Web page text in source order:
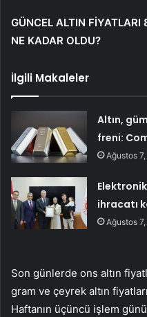
GÜNCEL ALTIN
NE KADAR OLDU?
İlgili Makaleler
Altın,
freni:
Ağustos
ihracatı
Ağustos
Son günlerde ons altın
gram ve çeyrek altın
Haftanın üçüncü işlem